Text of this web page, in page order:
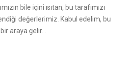
bile içini ısıtan, bu tarafımızı
değerlerimiz. Kabul edelim, bu
araya gelir...